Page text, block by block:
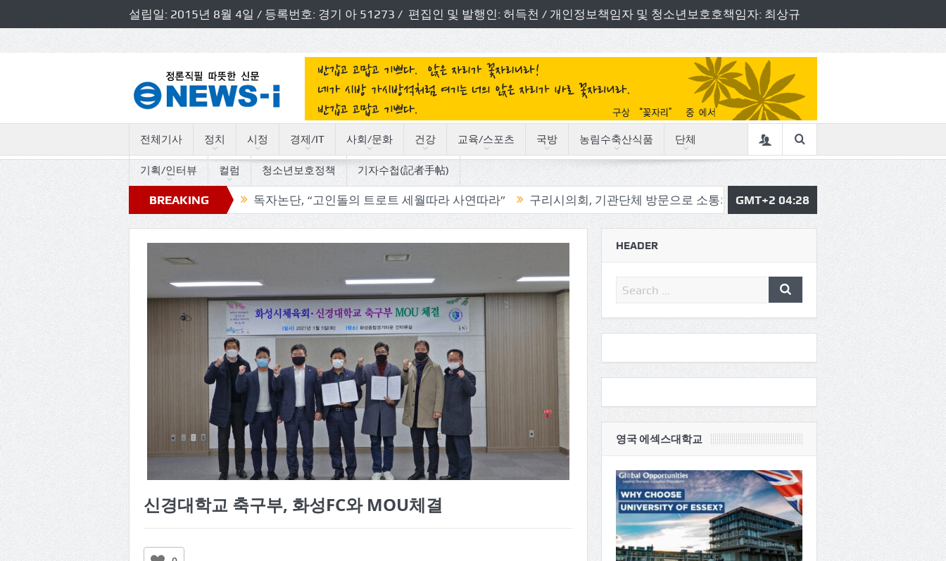
설립일: 2015년 8월 4일 / 등록번호: 경기 아 51273 / 편집인 및 발행인: 허득천 / 개인정보책임자 및 청소년보호호책임자: 최상규
전체기사 정치 시정 경제/IT 사회/문화 건강 교육/스포츠 국방 농림수축산식품 단체
기획/인터뷰 컬럼 청소년보호정책 기자수첩(記者手帖)
BREAKING
NEWS
원 초청 소방정책간담회 개최 독자논단, “고인돌의 트로트 세월따라 사연따라” 구리시의회, 기관단체 방문으로 소통의정 시작 삼육중 4-H 환경동아리, 구리시청서 특별
GMT+2 04:28
신경대학교 축구부, 화성FC와 MOU체결
HEADER
영국 에섹스대학교